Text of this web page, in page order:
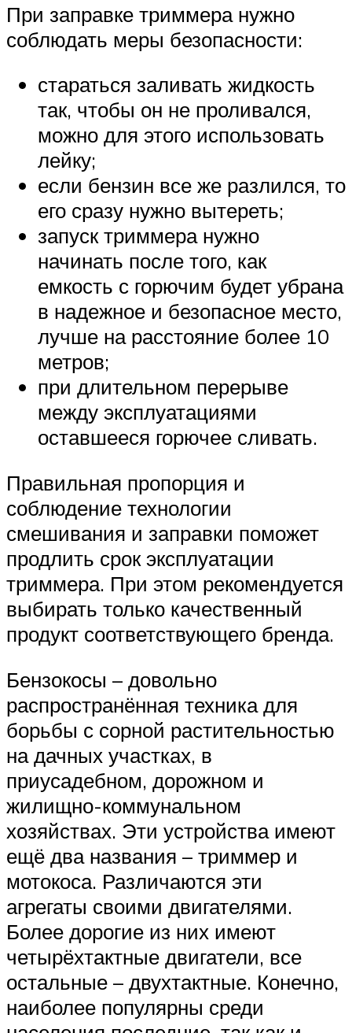
При заправке триммера нужно
соблюдать меры безопасности:
стараться заливать жидкость
так, чтобы он не проливался,
можно для этого использовать
лейку;
если бензин все же разлился, то
его сразу нужно вытереть;
запуск триммера нужно
начинать после того, как
емкость с горючим будет убрана
в надежное и безопасное место,
лучше на расстояние более 10
метров;
при длительном перерыве
между эксплуатациями
оставшееся горючее сливать.
Правильная пропорция и
соблюдение технологии
смешивания и заправки поможет
продлить срок эксплуатации
триммера. При этом рекомендуется
выбирать только качественный
продукт соответствующего бренда.
Бензокосы – довольно
распространённая техника для
борьбы с сорной растительностью
на дачных участках, в
приусадебном, дорожном и
жилищно-коммунальном
хозяйствах. Эти устройства имеют
ещё два названия – триммер и
мотокоса. Различаются эти
агрегаты своими двигателями.
Более дорогие из них имеют
четырёхтактные двигатели, все
остальные – двухтактные. Конечно,
наиболее популярны среди